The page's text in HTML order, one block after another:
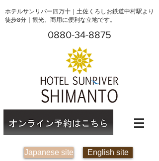
ホテルサンリバー四万十｜土佐くろしお鉄道中村駅より
徒歩8分｜観光、商用に便利な立地です。
0880-34-8875
Japanese site English site